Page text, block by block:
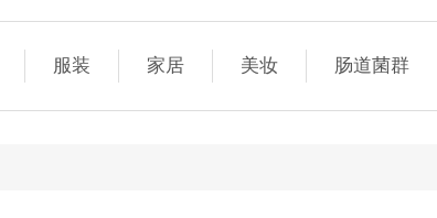
服装 家居 美妆 肠道菌群